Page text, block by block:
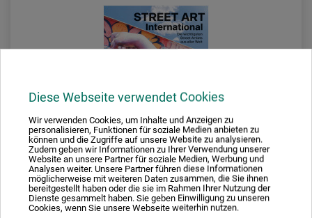
Diese Webseite verwendet Cookies
Wir verwenden Cookies, um Inhalte und Anzeigen zu
personalisieren, Funktionen für soziale Medien anbieten zu
können und die Zugriffe auf unsere Website zu analysieren.
Zudem geben wir Informationen zu Ihrer Verwendung unserer
Website an unsere Partner für soziale Medien, Werbung und
Analysen weiter. Unsere Partner führen diese Informationen
möglicherweise mit weiteren Daten zusammen, die Sie ihnen
bereitgestellt haben oder die sie im Rahmen Ihrer Nutzung der
Dienste gesammelt haben. Sie geben Einwilligung zu unseren
Cookies, wenn Sie unsere Webseite weiterhin nutzen.
Midas Verlag